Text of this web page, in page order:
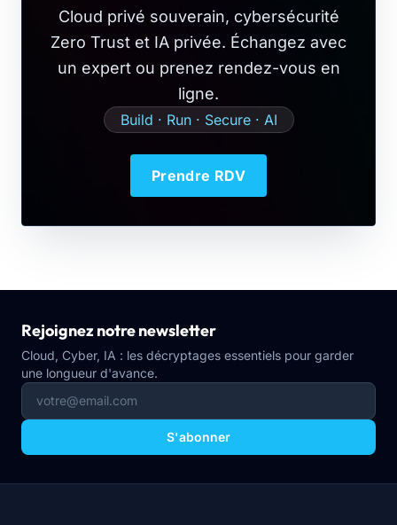
Cloud privé souverain, cybersécurité
Zero Trust et IA privée. Échangez avec
un expert ou prenez rendez-vous en
ligne.
Build · Run · Secure · AI
Prendre RDV
Rejoignez notre newsletter
Cloud, Cyber, IA : les décryptages essentiels pour garder
une longueur d'avance.
S'abonner